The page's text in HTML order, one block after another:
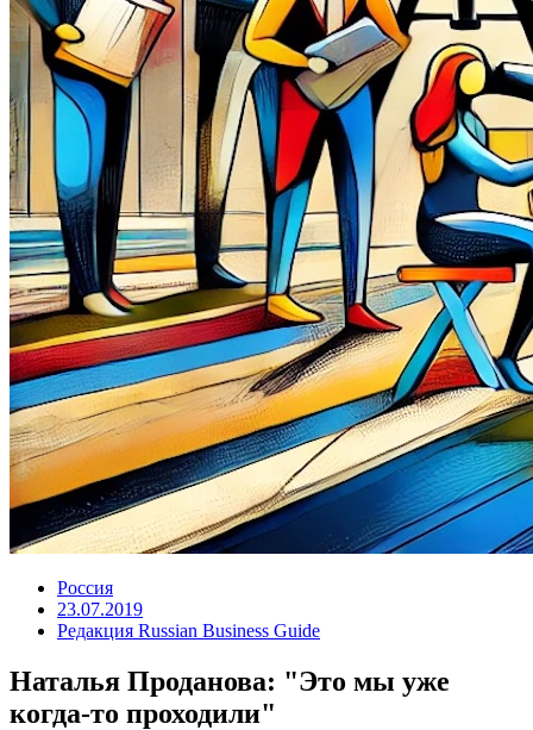
Россия
23.07.2019
Редакция Russian Business Guide
Наталья Проданова: "Это мы уже
когда-то проходили"